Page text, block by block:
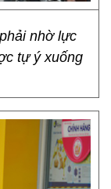
nhờ lực
tự ý xuống